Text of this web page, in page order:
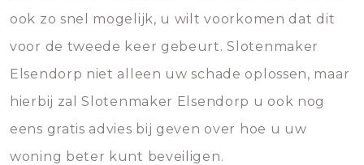
ook zo snel mogelijk, u wilt voorkomen dat dit
voor de tweede keer gebeurt. Slotenmaker
Elsendorp niet alleen uw schade oplossen, maar
hierbij zal Slotenmaker Elsendorp u ook nog
eens gratis advies bij geven over hoe u uw
woning beter kunt beveiligen.